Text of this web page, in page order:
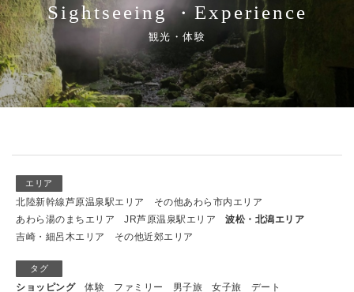
Sightseeing・ Experience
観光・体験
エリア
北陸新幹線芦原温泉駅エリア
その他あわら市内エリア
あわら湯のまちエリア
JR芦原温泉駅エリア
波松・北潟エリア
吉崎・細呂木エリア
その他近郊エリア
タグ
ショッピング 体験 ファミリー 男子旅 女子旅
デート